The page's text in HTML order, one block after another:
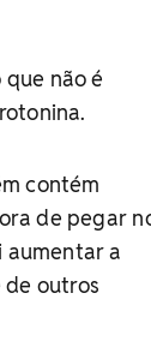
não é
contém
de pegar
aumentar a
outros